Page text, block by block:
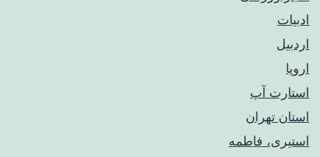
ادبیات
اردبیل
اروپا
استارت آپ
استان تهران
استیری، فاطمه